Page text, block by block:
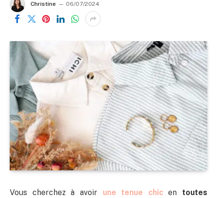
Christine 06/07/2024
Vous cherchez à avoir une tenue chicen toutes